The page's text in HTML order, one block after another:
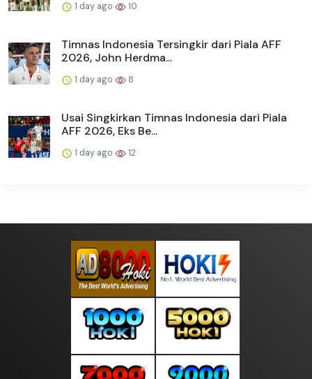
1 day ago 10
Timnas Indonesia Tersingkir dari Piala AFF
2026, John Herdma...
1 day ago 8
Usai Singkirkan Timnas Indonesia dari Piala
AFF 2026, Eks Be...
1 day ago 12